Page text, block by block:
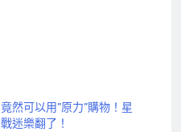
竟然可以用”原力”購物！星
戰迷樂翻了！